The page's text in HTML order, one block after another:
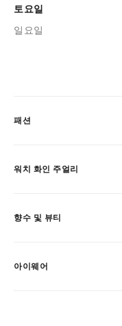
토요일
일요일
패션
워치 화인 주얼리
향수 및 뷰티
아이웨어